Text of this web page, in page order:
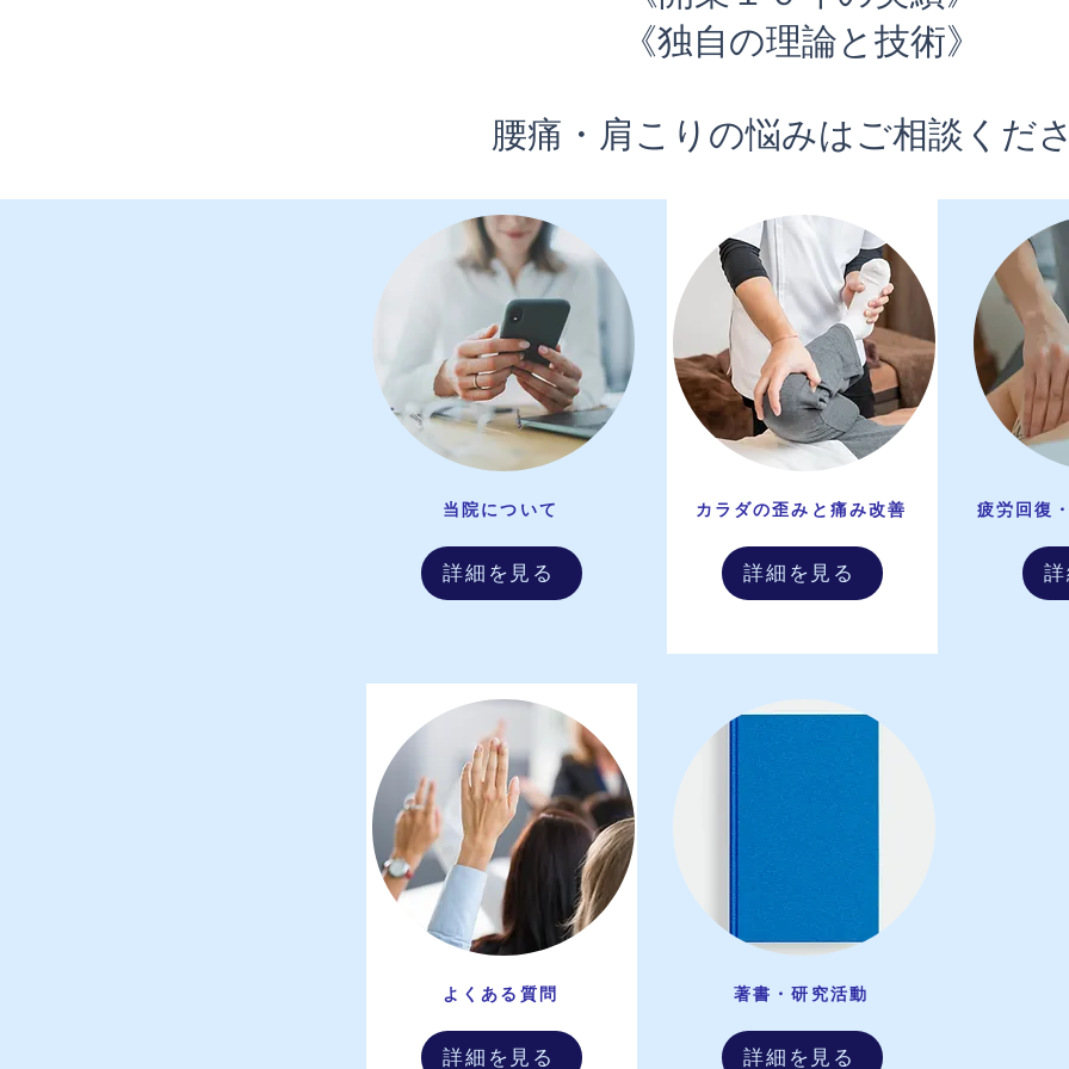
《独自の理論と技術》
腰痛・肩こりの悩みはご相談くだ
​当院について
詳細を見る
​よくある質問
詳細を見る
カラダの歪みと痛み改善
詳細を見る
​著書・研究活動
詳細を見る
疲労回復